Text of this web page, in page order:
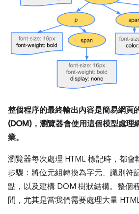
整個程序的最終輸出內容是簡易網頁
(DOM)，瀏覽器會使用這個模型處理
業。
瀏覽器每次處理 HTML 標記時，都會
步驟：將位元組轉換為字元、識別符
點，以及建構 DOM 樹狀結構。整個
間，尤其是當我們需要處理大量 HTML